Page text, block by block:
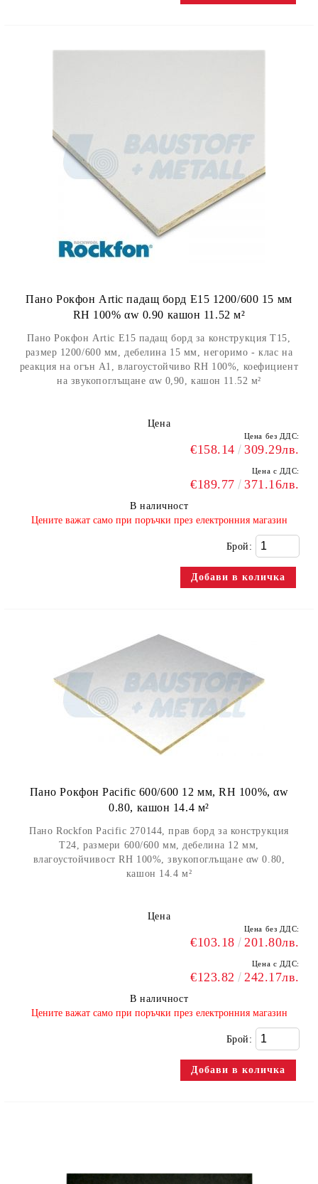
Пано Рокфон Artic падащ борд E15 1200/600 15 мм
RH 100% αw 0.90 кашон 11.52 м²
Пано Рокфон Artic E15 падащ борд за конструкция Т15,
размер 1200/600 мм, дебелина 15 мм, негоримо - клас на
реакция на огън А1, влагоустойчиво RH 100%, коефициент
на звукопоглъщане αw 0,90, кашон 11.52 м²
Цена
Цена без ДДС:
€158.14 309.29лв.
Цена с ДДС:
€189.77 371.16лв.
В наличност
​Цените важат само при поръчки през електронния магазин
Брой:
Пано Рокфон Pacific 600/600 12 мм, RH 100%, αw
0.80, кашон 14.4 м²
Пано Rockfon Pacific 270144, прав борд за конструкция
Т24, размери 600/600 мм, дебелина 12 мм,
влагоустойчивост RH 100%, звукопоглъщане αw 0.80,
кашон 14.4 м²
Цена
Цена без ДДС:
€103.18 201.80лв.
Цена с ДДС:
€123.82 242.17лв.
В наличност
​Цените важат само при поръчки през електронния магазин
Брой: